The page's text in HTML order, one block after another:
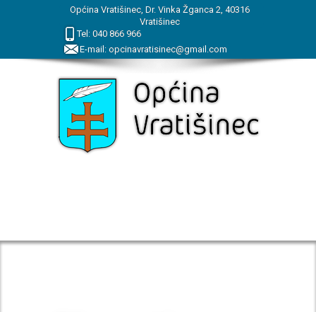
Općina Vratišinec, Dr. Vinka Žganca 2, 40316
Vratišinec
Tel: 040 866 966
E-mail: opcinavratisinec@gmail.com